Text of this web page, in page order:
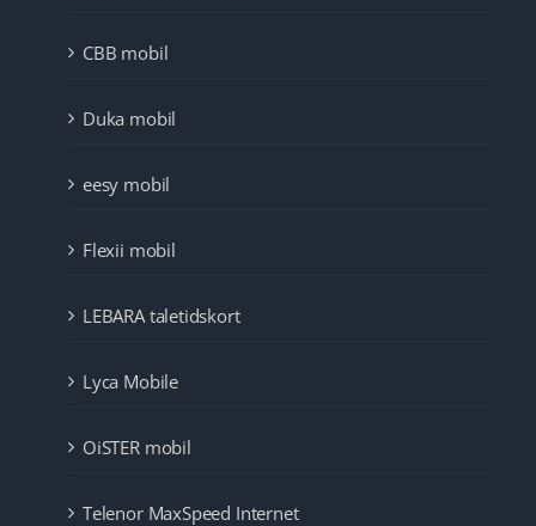
CBB mobil
Duka mobil
eesy mobil
Flexii mobil
LEBARA taletidskort
Lyca Mobile
OiSTER mobil
Telenor MaxSpeed Internet